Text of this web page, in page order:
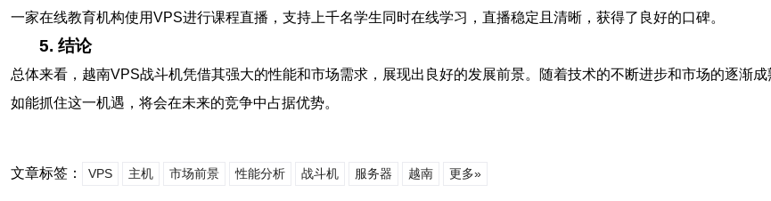
一家在线教育机构使用VPS进行课程直播，支持上千名学生同时在线学习，直播稳定且清晰，获得了良好的口碑。
5. 结论
总体来看，越南VPS战斗机凭借其强大的性能和市场需求，展现出良好的发展前景。随着技术的不断进步和市场的逐渐
如能抓住这一机遇，将会在未来的竞争中占据优势。
文章标签： VPS 主机 市场前景 性能分析 战斗机 服务器 越南 更多»